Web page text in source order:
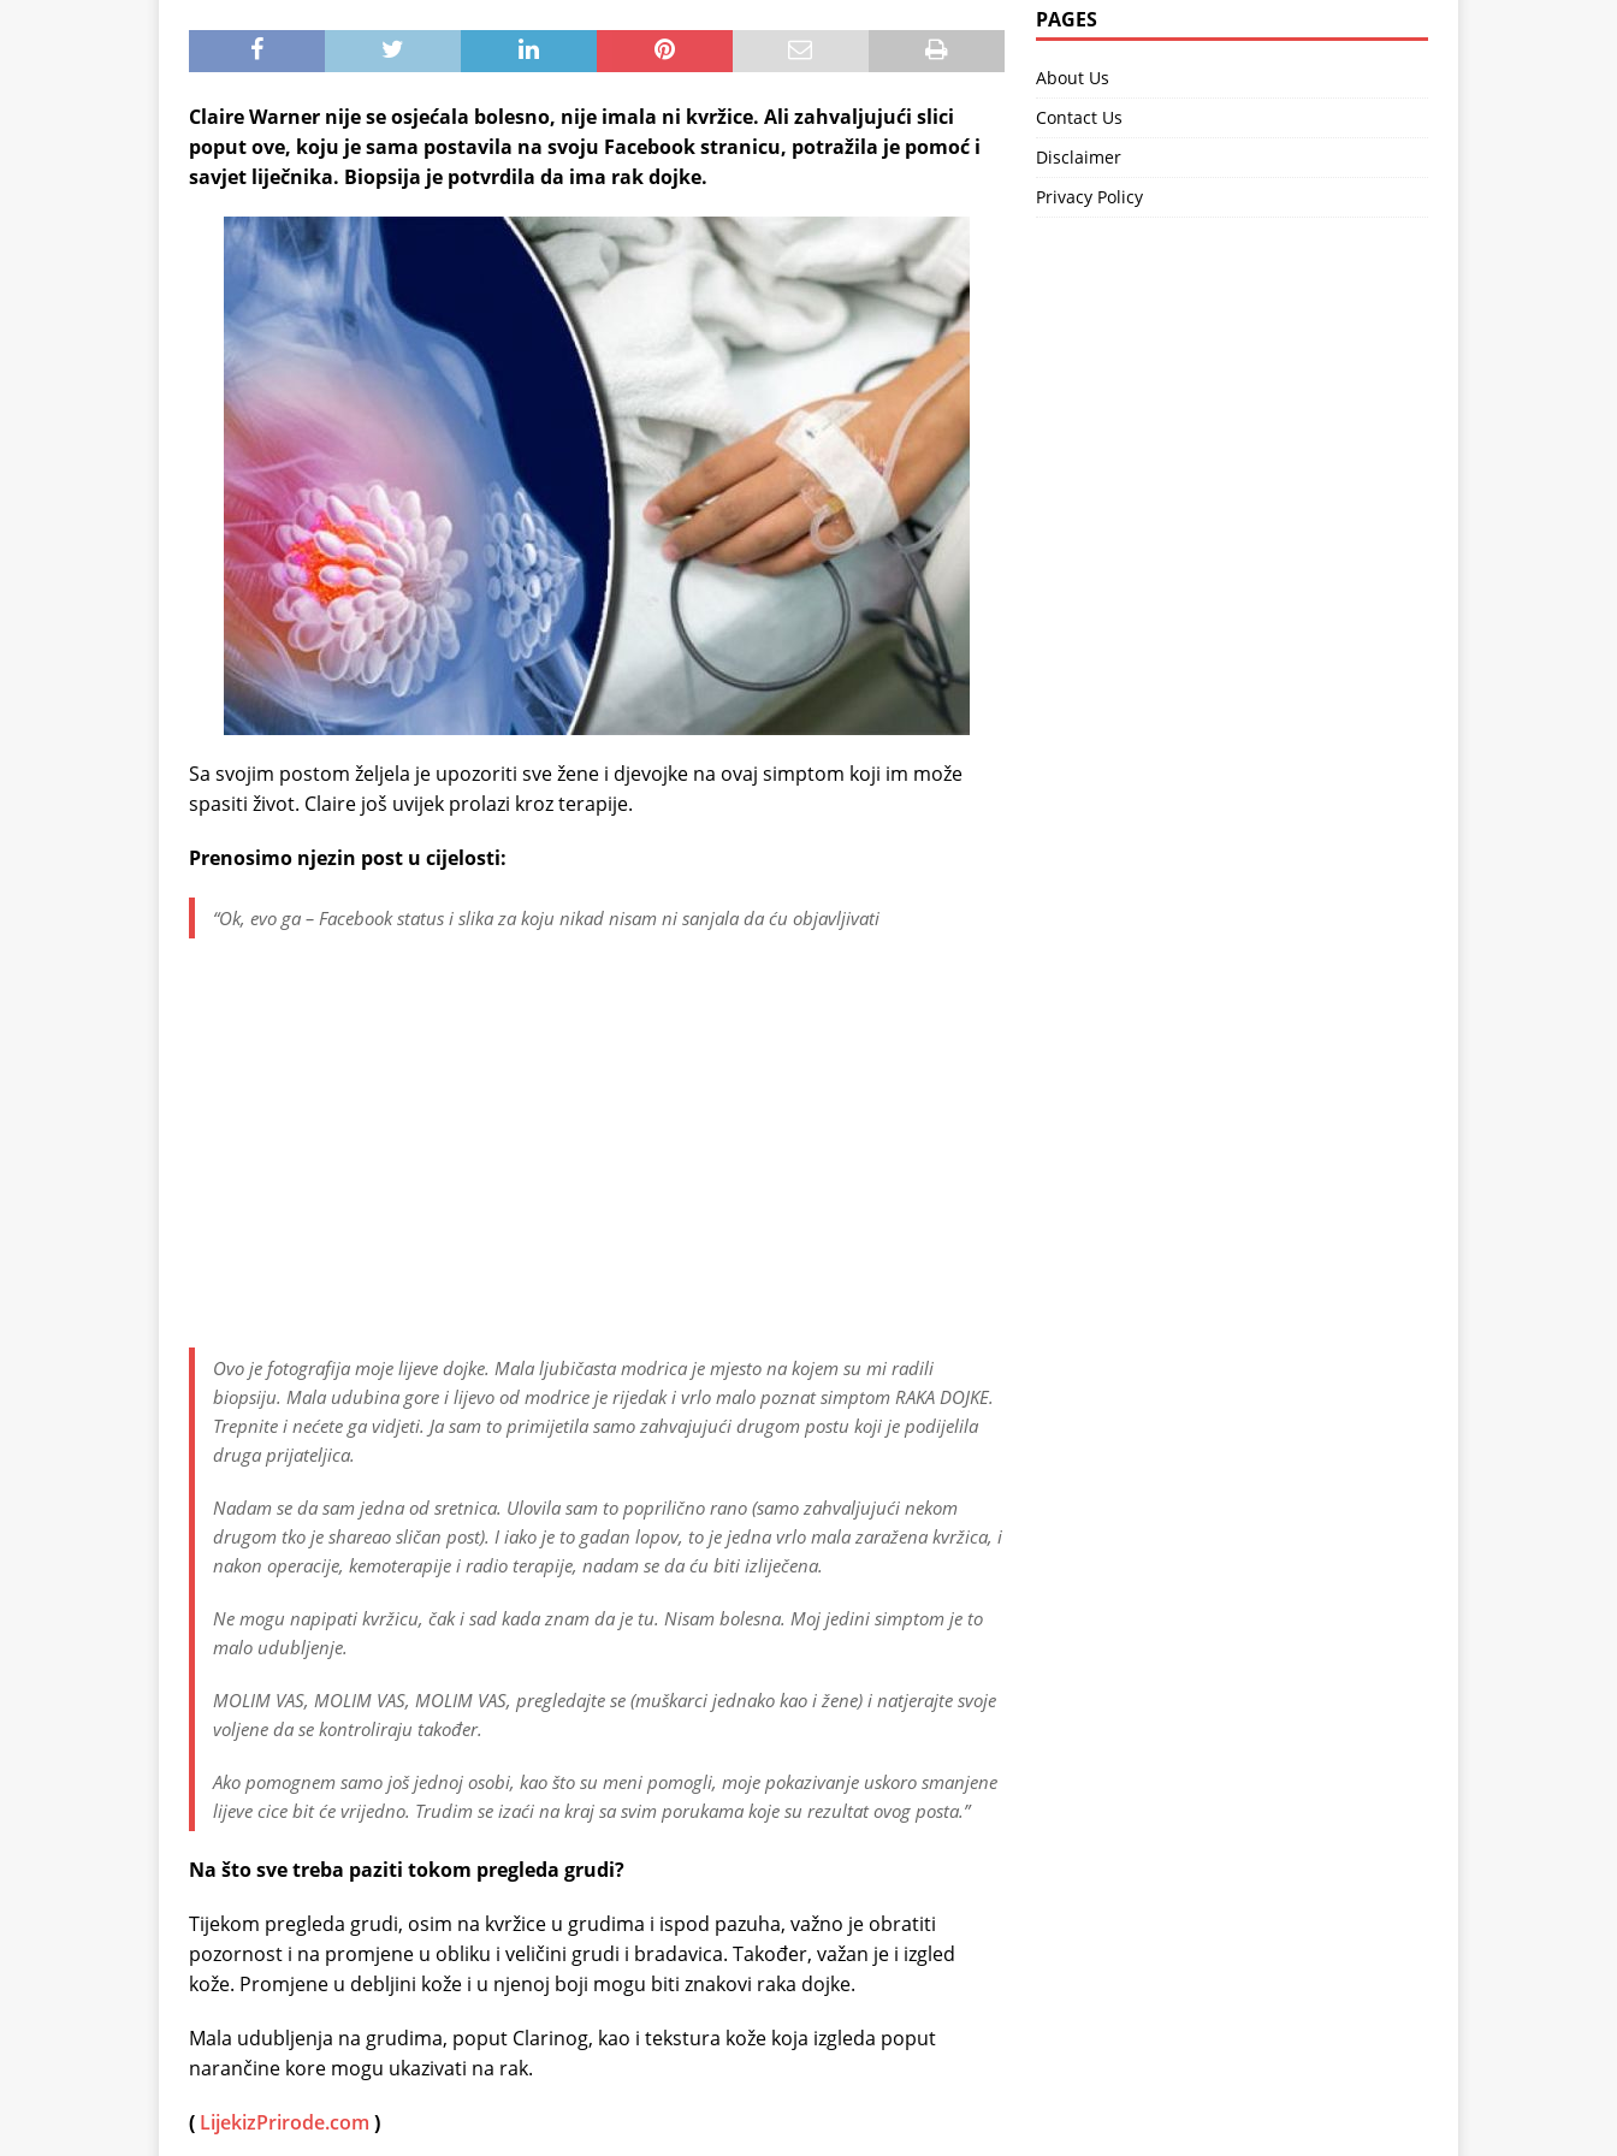
Claire Warner nije se osjećala bolesno, nije imala ni kvržice. Ali zahvaljujući slici
poput ove, koju je sama postavila na svoju Facebook stranicu, potražila je pomoć i
savjet liječnika. Biopsija je potvrdila da ima rak dojke.
Sa svojim postom željela je upozoriti sve žene i djevojke na ovaj simptom koji im može
spasiti život. Claire još uvijek prolazi kroz terapije.
Prenosimo njezin post u cijelosti:
“Ok, evo ga – Facebook status i slika za koju nikad nisam ni sanjala da ću objavljivati
Ovo je fotografija moje lijeve dojke. Mala ljubičasta modrica je mjesto na kojem su mi radili
biopsiju. Mala udubina gore i lijevo od modrice je rijedak i vrlo malo poznat simptom RAKA DOJKE.
Trepnite i nećete ga vidjeti. Ja sam to primijetila samo zahvajujući drugom postu koji je podijelila
druga prijateljica.
Nadam se da sam jedna od sretnica. Ulovila sam to poprilično rano (samo zahvaljujući nekom
drugom tko je shareao sličan post). I iako je to gadan lopov, to je jedna vrlo mala zaražena kvržica, i
nakon operacije, kemoterapije i radio terapije, nadam se da ću biti izliječena.
Ne mogu napipati kvržicu, čak i sad kada znam da je tu. Nisam bolesna. Moj jedini simptom je to
malo udubljenje.
MOLIM VAS, MOLIM VAS, MOLIM VAS, pregledajte se (muškarci jednako kao i žene) i natjerajte svoje
voljene da se kontroliraju također.
Ako pomognem samo još jednoj osobi, kao što su meni pomogli, moje pokazivanje uskoro smanjene
lijeve cice bit će vrijedno. Trudim se izaći na kraj sa svim porukama koje su rezultat ovog posta.”
Na što sve treba paziti tokom pregleda grudi?
Tijekom pregleda grudi, osim na kvržice u grudima i ispod pazuha, važno je obratiti
pozornost i na promjene u obliku i veličini grudi i bradavica. Također, važan je i izgled
kože. Promjene u debljini kože i u njenoj boji mogu biti znakovi raka dojke.
Mala udubljenja na grudima, poput Clarinog, kao i tekstura kože koja izgleda poput
narančine kore mogu ukazivati na rak.
( LijekizPrirode.com )
PAGES
About Us
Contact Us
Disclaimer
Privacy Policy